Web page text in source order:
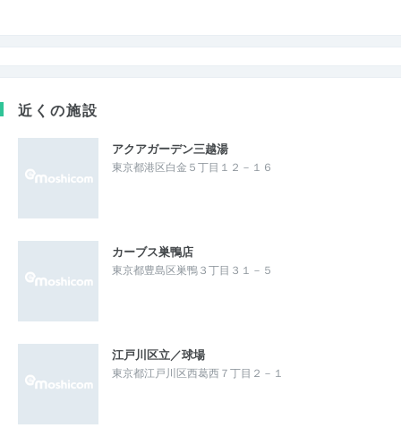
近くの施設
アクアガーデン三越湯
東京都港区白金５丁目１２－１６
カーブス巣鴨店
東京都豊島区巣鴨３丁目３１－５
江戸川区立／球場
東京都江戸川区西葛西７丁目２－１